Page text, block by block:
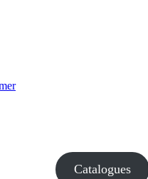
Catalogues